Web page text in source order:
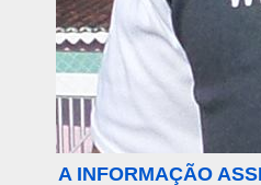
A INFORMAÇÃO